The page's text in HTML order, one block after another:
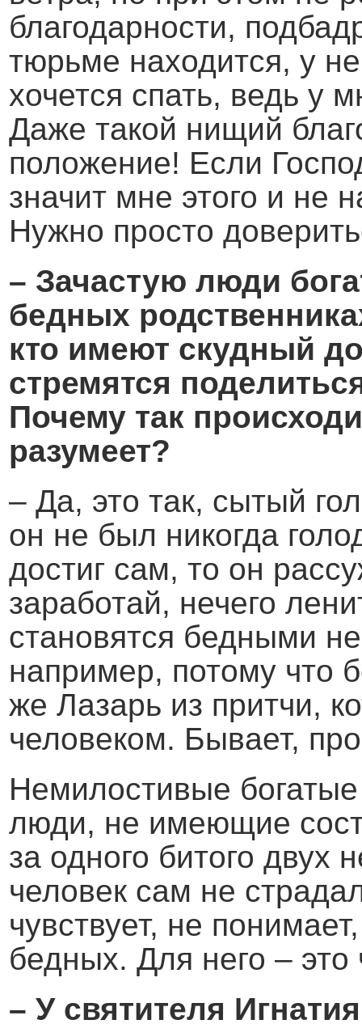
благодарности,
тюрьме находится, у
хочется спать, ведь у
Даже такой нищий
положение! Если
значит мне этого и не
Нужно просто
– Зачастую люди
бедных
кто имеют скудный
стремятся
Почему так
разумеет?
– Да, это так, сытый
он не был никогда
достиг сам, то он
заработай, нечего
становятся бедными
например, потому что
же Лазарь из притчи,
человеком. Бывает,
Немилостивые
люди, не имеющие
за одного битого двух
человек сам не
чувствует, не
бедных. Для него – это
– У святителя